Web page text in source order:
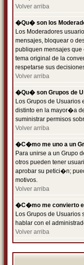
Volver arriba
�Qu� son los
Los Moderadores
mensajes, bloquear o
publiquen mensajes
tema original de la
respetarse sus
Volver arriba
�Qu� son Grupos de
Los Grupos de Usuarios
distinto en la mayor�a
suministrar permisos
Volver arriba
�C�mo me uno a un
Para unirse a un Grupo
otros pueden tener
aprobar su petici�n;
motivos.
Volver arriba
�C�mo me convierto
Los Grupos de
hablar con el
Volver arriba